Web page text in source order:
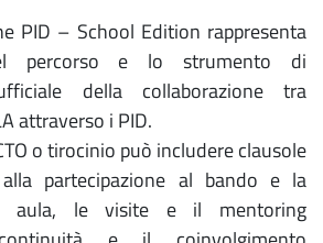
PID – School Edition rappresenta
percorso e lo strumento di
della collaborazione tra
attraverso i PID.
o tirocinio può includere clausole
partecipazione al bando e la
aula, le visite e il mentoring